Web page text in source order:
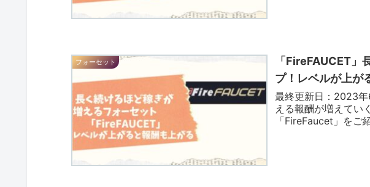
フォーセット
「FireFAUCET」
プ！レベルが上が
最終更新日：2023
える報酬が増えてい
「FireFaucet」をご